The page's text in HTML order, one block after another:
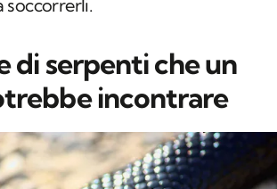
soccorrerli.
di serpenti che un
incontrare